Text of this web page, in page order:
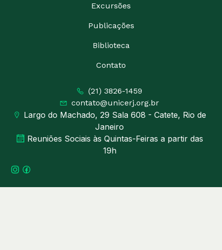
Excursões
Publicações
Biblioteca
Contato
(21) 3826-1459
contato@unicerj.org.br
Largo do Machado, 29 Sala 608 - Catete, Rio de
Janeiro
Reuniões Sociais às Quintas-Feiras a partir das
19h